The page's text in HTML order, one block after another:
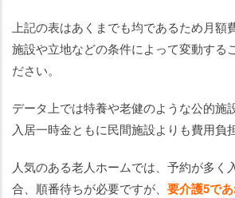
上記の表はあくまでも均であるため月額
施設や立地などの条件によって変動する
ださい。
データ上では特養や老健のような公的施
入居一時金ともに民間施設よりも費用負
人気のある老人ホームでは、予約が多く
合、順番待ちが必要ですが、 要介護5で